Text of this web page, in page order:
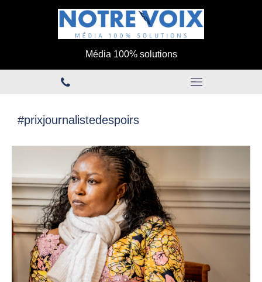
Média 100% solutions
#prixjournalistedespoirs